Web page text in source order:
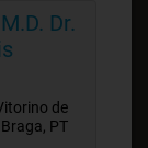
Dr.
de
PT